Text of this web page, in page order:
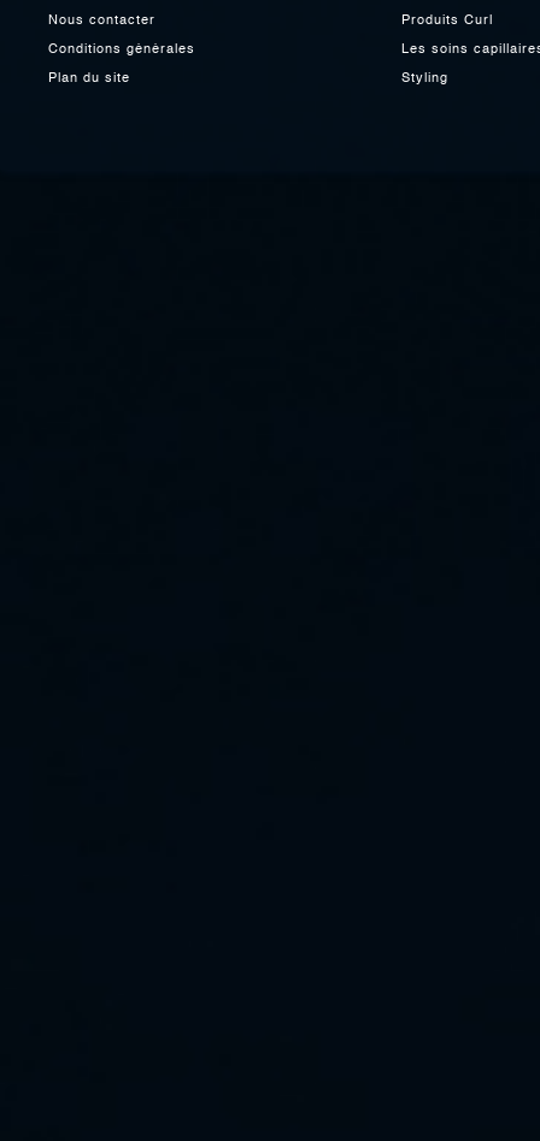
Nous contacter
Conditions générales
Plan du site
Produits Curl
Les soins
Styling